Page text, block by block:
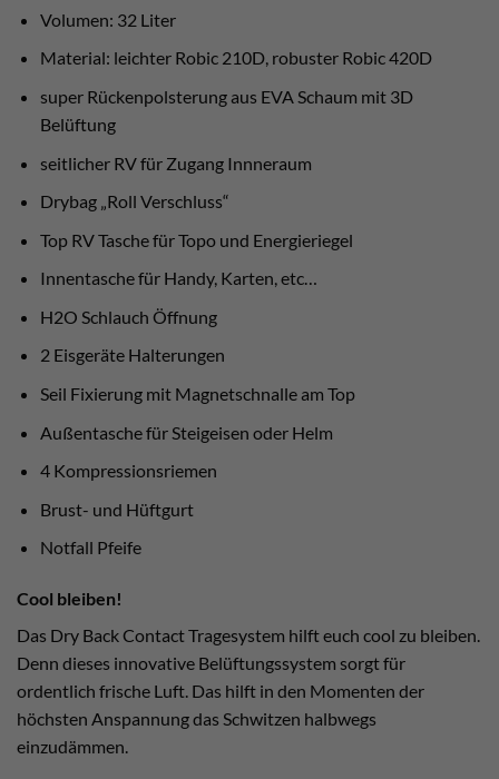
Volumen: 32 Liter
Material: leichter Robic 210D, robuster Robic 420D
super Rückenpolsterung aus EVA Schaum mit 3D
Belüftung
seitlicher RV für Zugang Innneraum
Drybag „Roll Verschluss“
Top RV Tasche für Topo und Energieriegel
Innentasche für Handy, Karten, etc…
H2O Schlauch Öffnung
2 Eisgeräte Halterungen
Seil Fixierung mit Magnetschnalle am Top
Außentasche für Steigeisen oder Helm
4 Kompressionsriemen
Brust- und Hüftgurt
Notfall Pfeife
Cool bleiben!
Das Dry Back Contact Tragesystem hilft euch cool zu bleiben.
Denn dieses innovative Belüftungssystem sorgt für
ordentlich frische Luft. Das hilft in den Momenten der
höchsten Anspannung das Schwitzen halbwegs
einzudämmen.